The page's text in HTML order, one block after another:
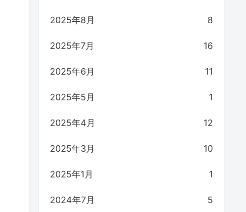
2025年8月 8
2025年7月 16
2025年6月 11
2025年5月 1
2025年4月 12
2025年3月 10
2025年1月 1
2024年7月 5